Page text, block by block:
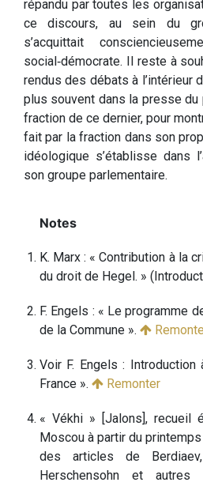
répandu par toutes les
ce discours, au sein du
s’acquittait
social‑démocrate. Il reste à
rendus des débats à l’intérieur
plus souvent dans la presse du
fraction de ce dernier, pour
fait par la fraction dans son
idéologique s’établisse dans
son groupe parlementaire.
K. Marx : « Contribution à la
du droit de Hegel. »
F. Engels : « Le programme
de la Commune ».
Voir F. Engels :
France ».
Remonter
« Vékhi » [Jalons], recueil
Moscou à partir du
des articles de Berdiaev,
Herschensohn et